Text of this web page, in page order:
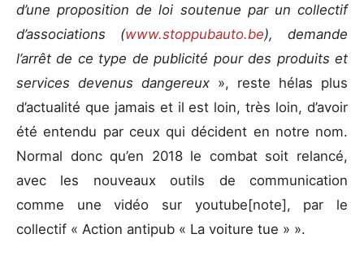
d’une proposition de loi soutenue par un collectif
d’associations (www.stoppubauto.be), demande
l’arrêt de ce type de publicité pour des produits et
services devenus dangereux », reste hélas plus
d’actualité que jamais et il est loin, très loin, d’avoir
été entendu par ceux qui décident en notre nom.
Normal donc qu’en 2018 le combat soit relancé,
avec les nouveaux outils de communication
comme une vidéo sur youtube[note], par le
collectif « Action antipub « La voiture tue » ».